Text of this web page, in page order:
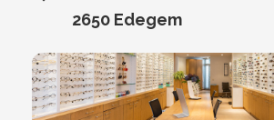
2650 Edegem